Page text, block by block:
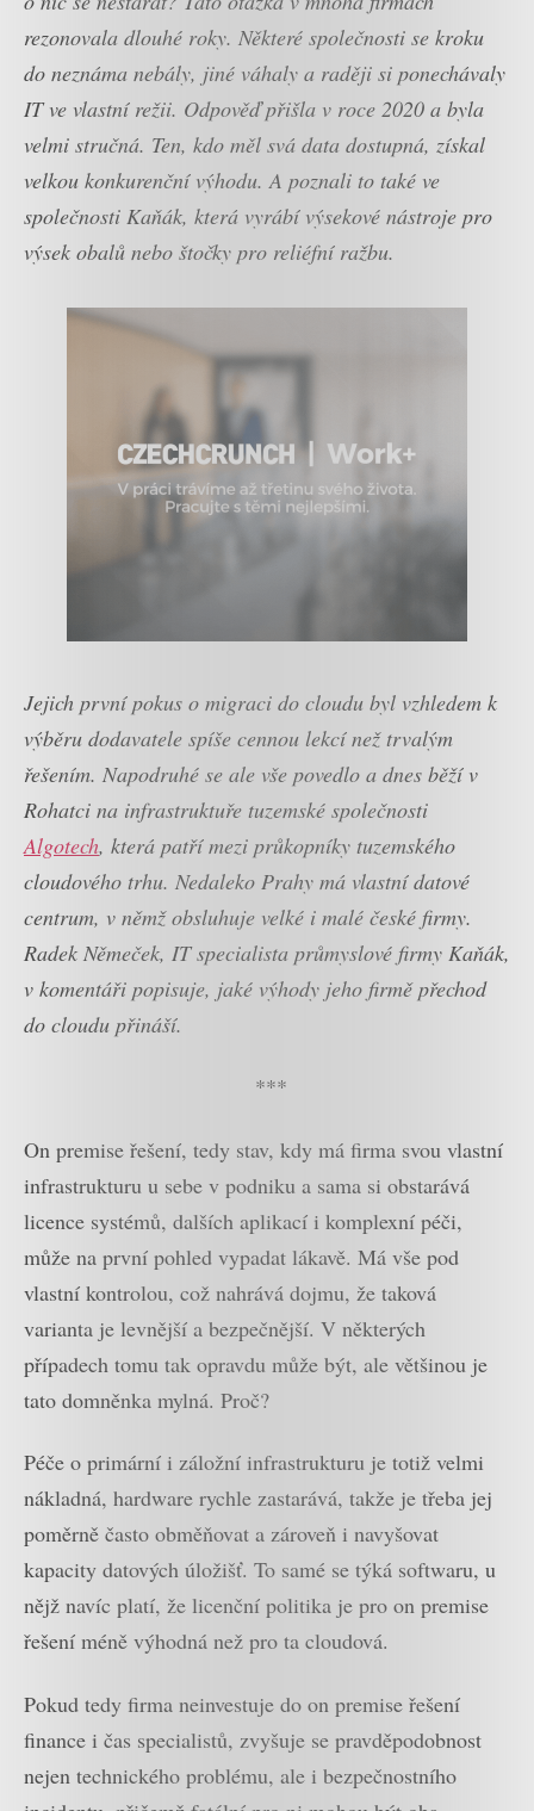
rezonovala dlouhé roky. Některé společnosti se kroku
do neznáma nebály, jiné váhaly a raději si ponechávaly
IT ve vlastní režii. Odpověď přišla v roce 2020 a byla
velmi stručná. Ten, kdo měl svá data dostupná, získal
velkou konkurenční výhodu. A poznali to také ve
společnosti Kaňák, která vyrábí výsekové nástroje pro
výsek obalů nebo štočky pro reliéfní ražbu.
Jejich první pokus o migraci do cloudu byl vzhledem k
výběru dodavatele spíše cennou lekcí než trvalým
řešením. Napodruhé se ale vše povedlo a dnes běží v
Rohatci na infrastruktuře tuzemské společnosti
Algotech, která patří mezi průkopníky tuzemského
cloudového trhu. Nedaleko Prahy má vlastní datové
centrum, v němž obsluhuje velké i malé české firmy.
Radek Němeček, IT specialista průmyslové firmy Kaňák,
v komentáři popisuje, jaké výhody jeho firmě přechod
do cloudu přináší.
***
On premise řešení, tedy stav, kdy má firma svou vlastní
infrastrukturu u sebe v podniku a sama si obstarává
licence systémů, dalších aplikací i komplexní péči,
může na první pohled vypadat lákavě. Má vše pod
vlastní kontrolou, což nahrává dojmu, že taková
varianta je levnější a bezpečnější. V některých
případech tomu tak opravdu může být, ale většinou je
tato domněnka mylná. Proč?
Péče o primární i záložní infrastrukturu je totiž velmi
nákladná, hardware rychle zastarává, takže je třeba jej
poměrně často obměňovat a zároveň i navyšovat
kapacity datových úložišť. To samé se týká softwaru, u
nějž navíc platí, že licenční politika je pro on premise
řešení méně výhodná než pro ta cloudová.
Pokud tedy firma neinvestuje do on premise řešení
finance i čas specialistů, zvyšuje se pravděpodobnost
nejen technického problému, ale i bezpečnostního